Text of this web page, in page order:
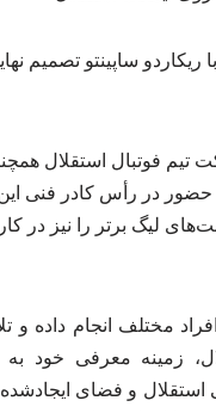
ساپینتو تصمیم
فوتبال استقلال
حضور در رأس کادر فنی
لیگ برتر را نیز در
مختلف انجام داده و
زمینه معرفی خود
و فضای ایجادشده